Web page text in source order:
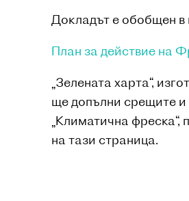
Докладът е обобщен в
План за действие на
„Зелената харта“,
ще допълни срещите и
„Климатична
на тази страница.